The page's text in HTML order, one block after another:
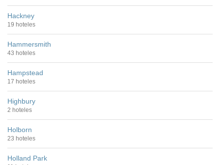
Hackney
19 hoteles
Hammersmith
43 hoteles
Hampstead
17 hoteles
Highbury
2 hoteles
Holborn
23 hoteles
Holland Park